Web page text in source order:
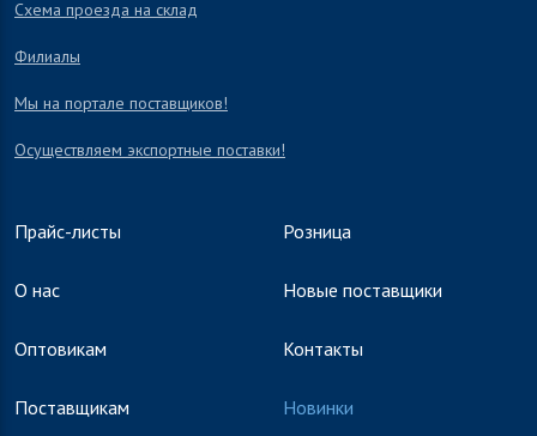
Схема проезда на склад
Филиалы
Мы на портале поставщиков!
Осуществляем экспортные поставки!
Прайс-листы
О нас
Оптовикам
Поставщикам
Розница
Новые поставщики
Контакты
Новинки